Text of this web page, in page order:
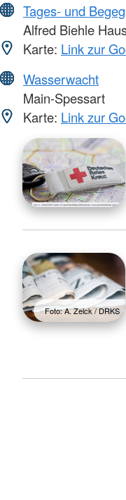
Tages- und
Alfred Biehle
Karte: Link zur
Wasserwacht
Main-Spessart
Karte: Link zur
Foto: A. Zelck / DRKS